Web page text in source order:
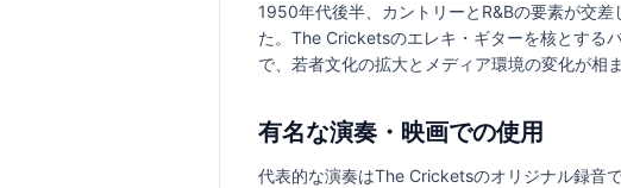
1950年代後半、カントリーとR&Bの要素が交
た。The Cricketsのエレキ・ギターを核とする
で、若者文化の拡大とメディア環境の変化が相
有名な演奏・映画での使用
代表的な演奏はThe Cricketsのオリジナル録音